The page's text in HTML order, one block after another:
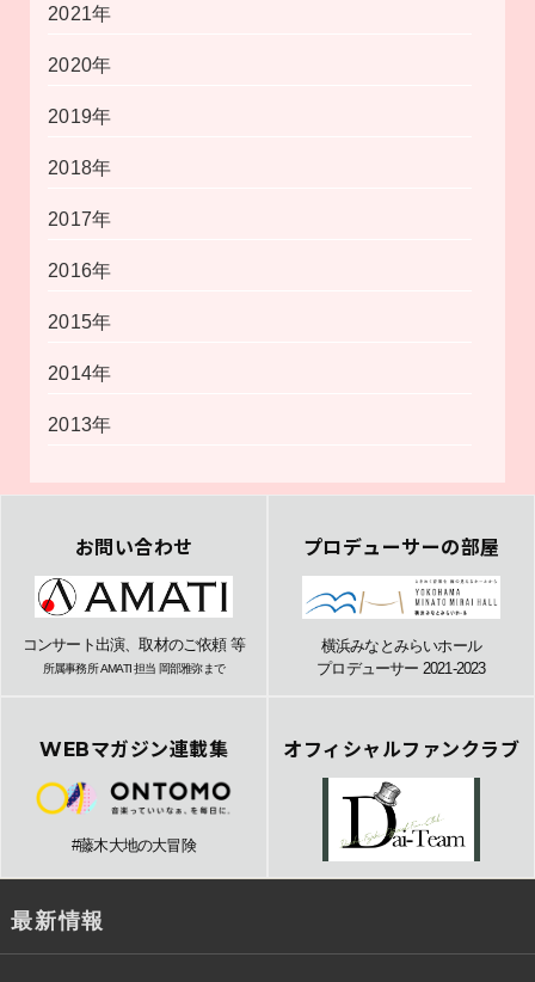
2021年
2020年
2019年
2018年
2017年
2016年
2015年
2014年
2013年
お問い合わせ
コンサート出演、取材のご依頼 等
所属事務所 AMATI 担当 岡部雅弥まで
プロデューサーの部屋
横浜みなとみらいホール
プロデューサー 2021-2023
WEBマガジン連載集
#藤木大地の大冒険
オフィシャルファンクラブ
最新情報